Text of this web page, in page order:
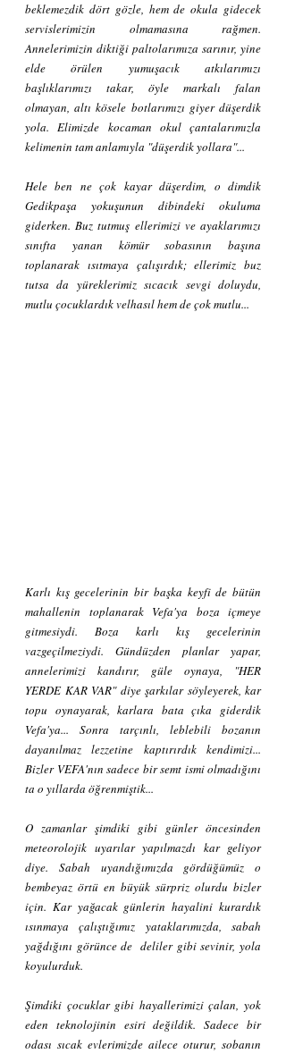
beklemezdik dört gözle, hem de okula gidecek
servislerimizin olmamasına rağmen.
Annelerimizin diktiği paltolarımıza sarınır, yine
elde örülen yumuşacık atkılarımızı
başlıklarımızı takar, öyle markalı falan
olmayan, altı kösele botlarımızı giyer düşerdik
yola. Elimizde kocaman okul çantalarımızla
kelimenin tam anlamıyla "düşerdik yollara"...
Hele ben ne çok kayar düşerdim, o dimdik
Gedikpaşa yokuşunun dibindeki okuluma
giderken. Buz tutmuş ellerimizi ve ayaklarımızı
sınıfta yanan kömür sobasının başına
toplanarak ısıtmaya çalışırdık; ellerimiz buz
tutsa da yüreklerimiz sıcacık sevgi doluydu,
mutlu çocuklardık velhasıl hem de çok mutlu...
Karlı kış gecelerinin bir başka keyfi de bütün
mahallenin toplanarak Vefa'ya boza içmeye
gitmesiydi. Boza karlı kış gecelerinin
vazgeçilmeziydi. Gündüzden planlar yapar,
annelerimizi kandırır, güle oynaya, "HER
YERDE KAR VAR" diye şarkılar söyleyerek, kar
topu oynayarak, karlara bata çıka giderdik
Vefa'ya... Sonra tarçınlı, leblebili bozanın
dayanılmaz lezzetine kaptırırdık kendimizi...
Bizler VEFA'nın sadece bir semt ismi olmadığını
ta o yıllarda öğrenmiştik...
O zamanlar şimdiki gibi günler öncesinden
meteorolojik uyarılar yapılmazdı kar geliyor
diye. Sabah uyandığımızda gördüğümüz o
bembeyaz örtü en büyük sürpriz olurdu bizler
için. Kar yağacak günlerin hayalini kurardık
ısınmaya çalıştığımız yataklarımızda, sabah
yağdığını görünce de  deliler gibi sevinir, yola
koyulurduk.
Şimdiki çocuklar gibi hayallerimizi çalan, yok
eden teknolojinin esiri değildik. Sadece bir
odası sıcak evlerimizde ailece oturur, sobanın